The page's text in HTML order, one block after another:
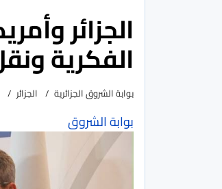
الجزائر
الفكرية
بوابة الشروق الجزائرية الجزائر
بوابة الشروق